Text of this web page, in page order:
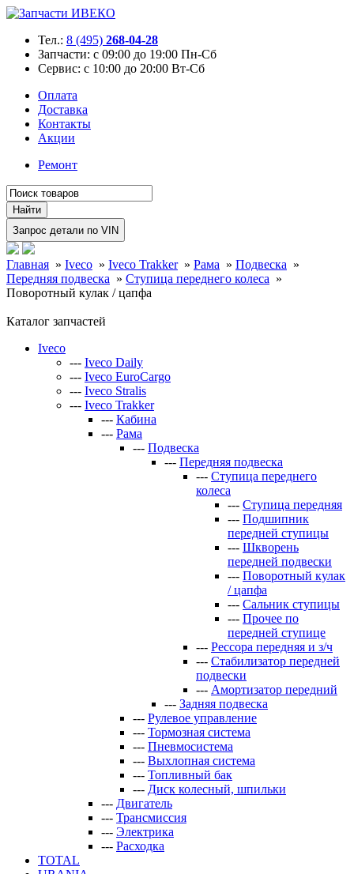
Тел.: 8 (495) 268-04-28
Запчасти: с 09:00 до 19:00 Пн-Сб
Сервис: с 10:00 до 20:00 Вт-Сб
Оплата
Доставка
Контакты
Акции
Ремонт
Главная » Iveco » Iveco Trakker » Рама » Подвеска »
Передняя подвеска » Ступица переднего колеса »
Поворотный кулак / цапфа
Каталог запчастей
Iveco
--- Iveco Daily
--- Iveco EuroCargo
--- Iveco Stralis
--- Iveco Trakker
--- Кабина
--- Рама
--- Подвеска
--- Передняя подвеска
--- Ступица переднего
колеса
--- Ступица передняя
--- Подшипник
передней ступицы
--- Шкворень
передней подвески
--- Поворотный кулак
/ цапфа
--- Сальник ступицы
--- Прочее по
передней ступице
--- Рессора передняя и з/ч
--- Стабилизатор передней
подвески
--- Амортизатор передний
--- Задняя подвеска
--- Рулевое управление
--- Тормозная система
--- Пневмосистема
--- Выхлопная система
--- Топливный бак
--- Диск колесный, шпильки
--- Двигатель
--- Трансмиссия
--- Электрика
--- Расходка
TOTAL